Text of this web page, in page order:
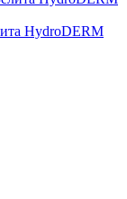
HydroDERM